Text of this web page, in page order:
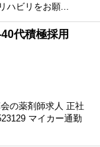
ハビリをお願...
代積極採用
の薬剤師求人 正社
マイカー通勤